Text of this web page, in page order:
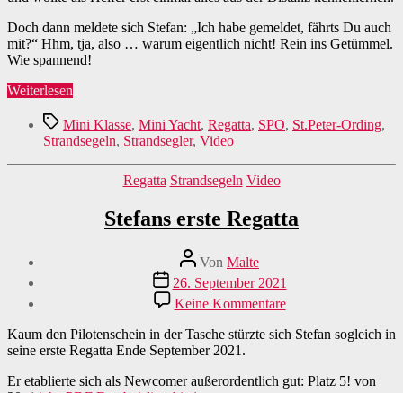
Doch dann meldete sich Stefan: „Ich habe gemeldet, fährts Du auch
mit?“ Hhm, tja, also … warum eigentlich nicht! Rein ins Getümmel.
Wie spannend!
Weiterlesen
Regatta“
Schlagwörter
Mini Klasse, Mini Yacht, Regatta, SPO, St.Peter-Ording,
Strandsegeln, Strandsegler, Video
Kategorien
Regatta Strandsegeln Video
Stefans erste Regatta
Beitragsautor
Von Malte
Veröffentlichungsdatum
26. September 2021
Keine Kommentarezu
Stefans
erste
Kaum den Pilotenschein in der Tasche stürzte sich Stefan sogleich in
seine erste Regatta Ende September 2021.
Er etablierte sich als Newcomer außerordentlich gut: Platz 5! von